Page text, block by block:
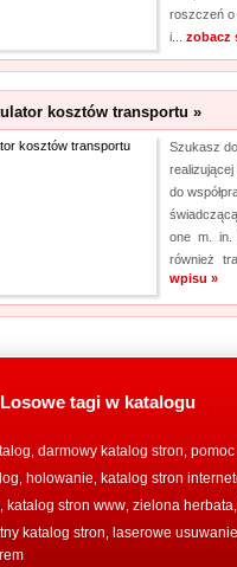
roszczeń o
i... zobacz
kosztów transportu »
Szukasz
do
one m. in.
również
wpisu »
Losowe tagi w katalogu
darmowy katalog stron
holowanie katalog stron
katalog stron www zielona herbata
katalog stron laserowe